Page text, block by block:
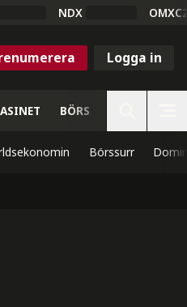
NDX
Logga in
BÖRS
Börssurr